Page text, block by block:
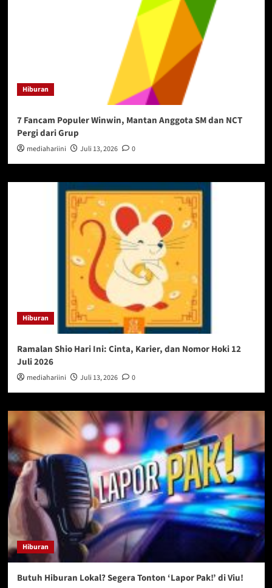
Hiburan
7 Fancam Populer Winwin, Mantan Anggota SM dan NCT
Pergi dari Grup
mediahariini Juli 13, 2026 0
Hiburan
Ramalan Shio Hari Ini: Cinta, Karier, dan Nomor Hoki 12
Juli 2026
mediahariini Juli 13, 2026 0
Hiburan
Butuh Hiburan Lokal? Segera Tonton ‘Lapor Pak!’ di Viu!